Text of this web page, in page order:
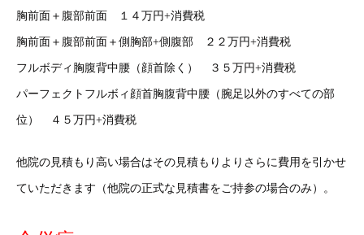
胸前面＋腹部前面 １４万円+消費税
胸前面＋腹部前面＋側胸部+側腹部 ２２万円+消費税
フルボディ胸腹背中腰（顔首除く） ３５万円+消費税
パーフェクトフルボィ顔首胸腹背中腰（腕足以外のすべての部
位） ４５万円+消費税
他院の見積もり高い場合はその見積もりよりさらに費用を引かせ
ていただきます（他院の正式な見積書をご持参の場合のみ）。